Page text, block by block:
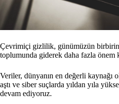
Çevrimiçi gizlilik, günümüzün
toplumunda giderek daha fazla önem
Veriler, dünyanın en değerli kaynağı
aştı ve siber suçlarda yıldan yıla
devam ediyoruz.